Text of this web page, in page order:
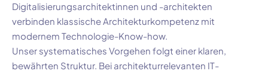
Digitalisierungsarchitektinnen und -architekten
verbinden klassische Architekturkompetenz mit
modernem Technologie-Know-how.
Unser systematisches Vorgehen folgt einer klaren,
bewährten Struktur. Bei architekturrelevanten IT-